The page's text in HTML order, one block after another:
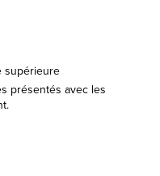
supérieure
présentés avec les